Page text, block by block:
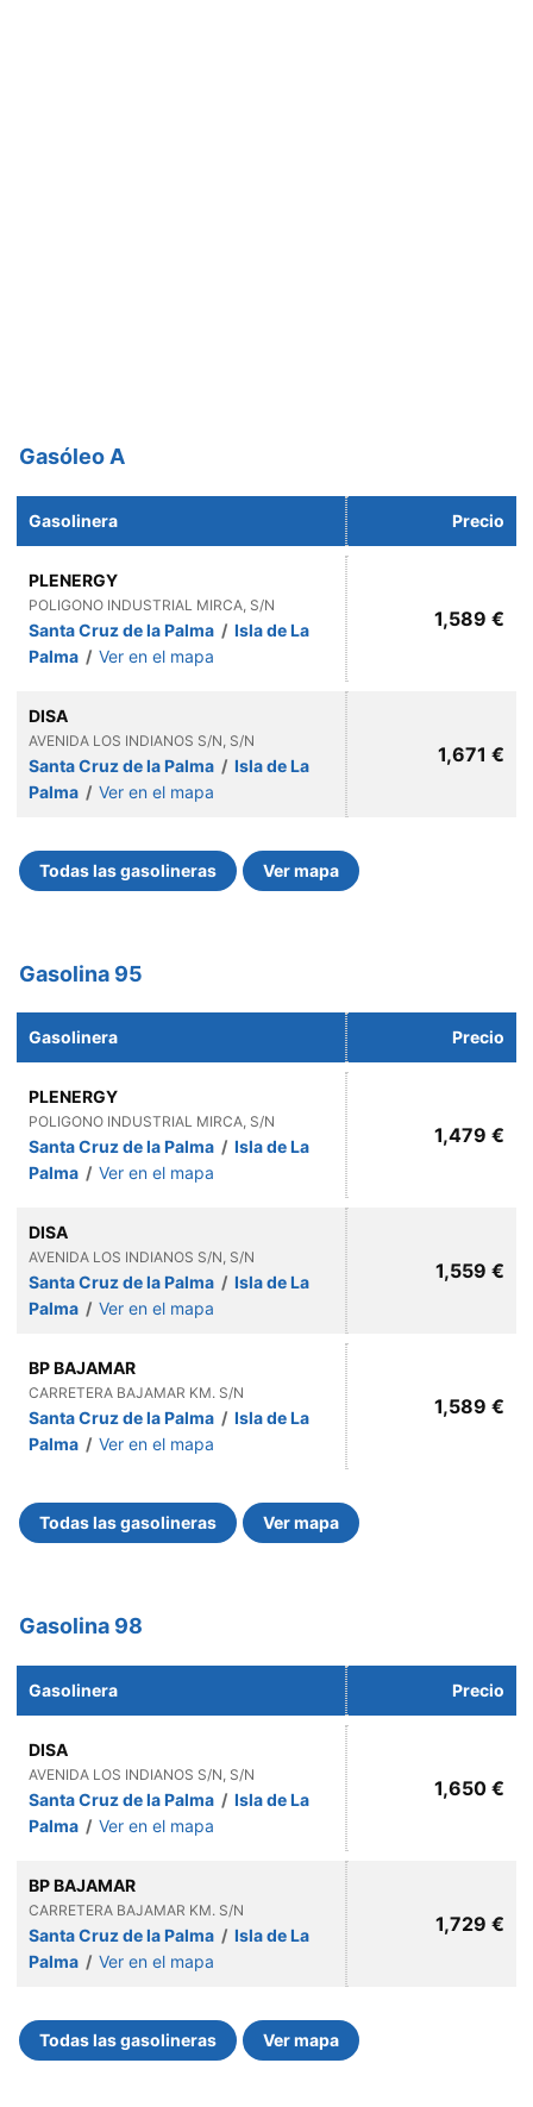
Gasóleo A
Gasolinera Precio
PLENERGY
POLIGONO INDUSTRIAL MIRCA, S/N
Santa Cruz de la Palma / Isla de La
Palma / Ver en el mapa
1,589 €
DISA
AVENIDA LOS INDIANOS S/N, S/N
Santa Cruz de la Palma / Isla de La
Palma / Ver en el mapa
1,671 €
Todas las gasolineras Ver mapa
Gasolina 95
Gasolinera Precio
PLENERGY
POLIGONO INDUSTRIAL MIRCA, S/N
Santa Cruz de la Palma / Isla de La
Palma / Ver en el mapa
1,479 €
DISA
AVENIDA LOS INDIANOS S/N, S/N
Santa Cruz de la Palma / Isla de La
Palma / Ver en el mapa
1,559 €
BP BAJAMAR
CARRETERA BAJAMAR KM. S/N
Santa Cruz de la Palma / Isla de La
Palma / Ver en el mapa
1,589 €
Todas las gasolineras Ver mapa
Gasolina 98
Gasolinera Precio
DISA
AVENIDA LOS INDIANOS S/N, S/N
Santa Cruz de la Palma / Isla de La
Palma / Ver en el mapa
1,650 €
BP BAJAMAR
CARRETERA BAJAMAR KM. S/N
Santa Cruz de la Palma / Isla de La
Palma / Ver en el mapa
1,729 €
Todas las gasolineras Ver mapa